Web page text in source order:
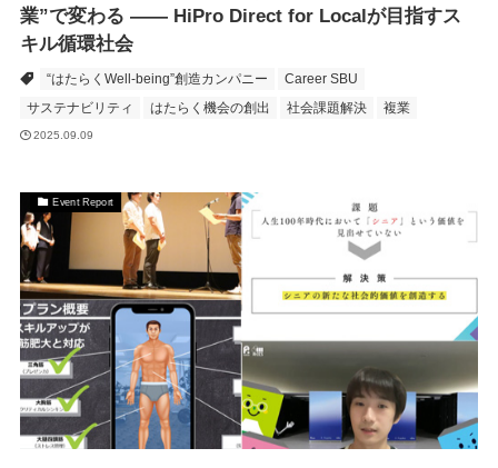
業”で変わる —— HiPro Direct for Localが目指すス
キル循環社会
“はたらくWell-being”創造カンパニー
Career SBU
サステナビリティ
はたらく機会の創出 社会課題解決 複業
2025.09.09
Event Report